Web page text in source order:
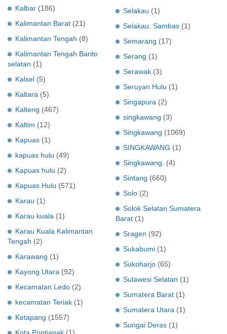
Kalbar (186)
Kalimantan Barat (21)
Kalimantan Tengah (8)
Kalimantan Tengah Barito
selatan (1)
Kalsel (5)
Kaltara (5)
Kalteng (467)
Kaltim (12)
Kapuas (1)
kapuas hulu (49)
Kapuas hulu (2)
Kapuas Hulu (571)
Karau (1)
Karau kuala (1)
Karau Kuala Kalimantan
Tengah (2)
Karawang (1)
Kayong Utara (92)
Kecamatan Ledo (2)
kecamatan Teriak (1)
Ketapang (1557)
Selakau (1)
Selakau. Sambas (1)
Semarang (17)
Serang (1)
Serawak (3)
Seruyan Hulu (1)
Singapura (2)
singkawang (3)
Singkawang (1069)
SINGKAWANG (1)
Singkawang.
(4)
Sintang (660)
Solo (2)
Solok Selatan Sumatera
Barat (1)
Sragen (92)
Sukabumi (1)
Sukoharjo (65)
Sulawesi Selatan (1)
Sumatera Barat (1)
Sumatera Utara (1)
Sungai Deras (1)